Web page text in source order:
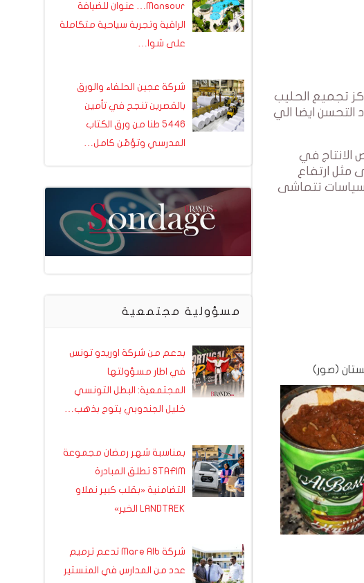
تجميع الحليب
التحسن ايضا الي
الانتاج في
مثل ارتفاع
سياسات تتماشى
(صور)
Mansour… عنوان للضيافة
الراقية وتجربة سياحية متكاملة
على شوا…
شركة عجين الحلفاء والورق
بالقصرين تنجح في تأمين
5446 طنا من ورق الكتاب
المدرسي وتؤمّن كامل…
مسؤولية مجتمعية
بدعم من شركة اوريدو تونس
في اطار مسؤولتها
المجتمعية: البطل التونسي
خليل الجندوبي يتوج بذهب…
بمناسبة شهر رمضان مجموعة
STAFIM تطلق المبادرة
التضامنية «بقلب كبير نملاو
LANDTREK الخير»
شركة Mare Alb تدعم ترميم
عدد من المدارس في المنستير